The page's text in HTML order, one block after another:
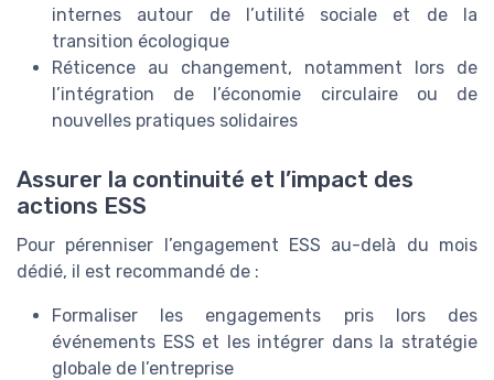
internes autour de l’utilité sociale et de la
transition écologique
Réticence au changement, notamment lors de
l’intégration de l’économie circulaire ou de
nouvelles pratiques solidaires
Assurer la continuité et l’impact des
actions ESS
Pour pérenniser l’engagement ESS au-delà du mois
dédié, il est recommandé de :
Formaliser les engagements pris lors des
événements ESS et les intégrer dans la stratégie
globale de l’entreprise